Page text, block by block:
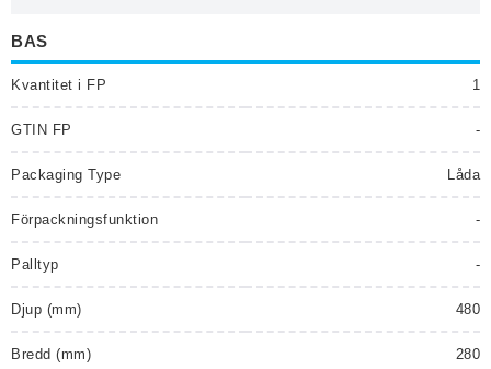
BAS
Kvantitet i FP 1
GTIN FP -
Packaging Type Låda
Förpackningsfunktion -
Palltyp -
Djup (mm) 480
Bredd (mm) 280